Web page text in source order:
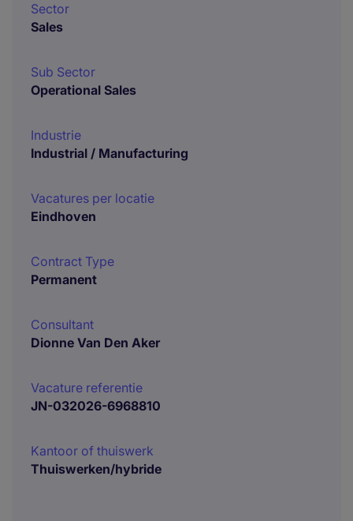
Sector
Sales
Sub Sector
Operational Sales
Industrie
Industrial / Manufacturing
Vacatures per locatie
Eindhoven
Contract Type
Permanent
Consultant
Dionne Van Den Aker
Vacature referentie
JN-032026-6968810
Kantoor of thuiswerk
Thuiswerken/hybride